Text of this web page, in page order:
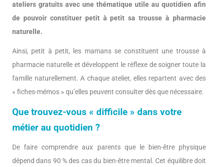
ateliers gratuits avec une thématique utile au quotidien afin
de pouvoir constituer petit à petit sa trousse à pharmacie
naturelle.
Ainsi, petit à petit, les mamans se constituent une trousse à
pharmacie naturelle et développent le réflexe de soigner toute la
famille naturellement. A chaque atelier, elles repartent avec des
« fiches-mémos » qu’elles peuvent consulter dès que nécessaire.
Que trouvez-vous « difficile » dans votre
métier au quotidien ?
De faire comprendre aux parents que le bien-être physique
dépend dans 90 % des cas du bien-être mental. Cet équilibre doit